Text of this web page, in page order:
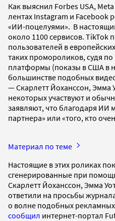
Как выяснил Forbes USA,
лентах Instagram и Facebook
«ИИ-поцелуями». В
около 1100 сервисов. TikTok
пользователей в
таких промороликов, судя
платформы (показы в США в
большинстве подобных
— Скарлетт Йоханссон, Эмма
некоторых участвуют и
заявляют, что благодаря ИИ
партнера» или «того, кто
Материал по теме
Настоящие в этих роликах
сгенерированные при
Скарлетт Йоханссон, Эмма
ответили на просьбы
о волне подобных рекламных
сообщил интернет-портал